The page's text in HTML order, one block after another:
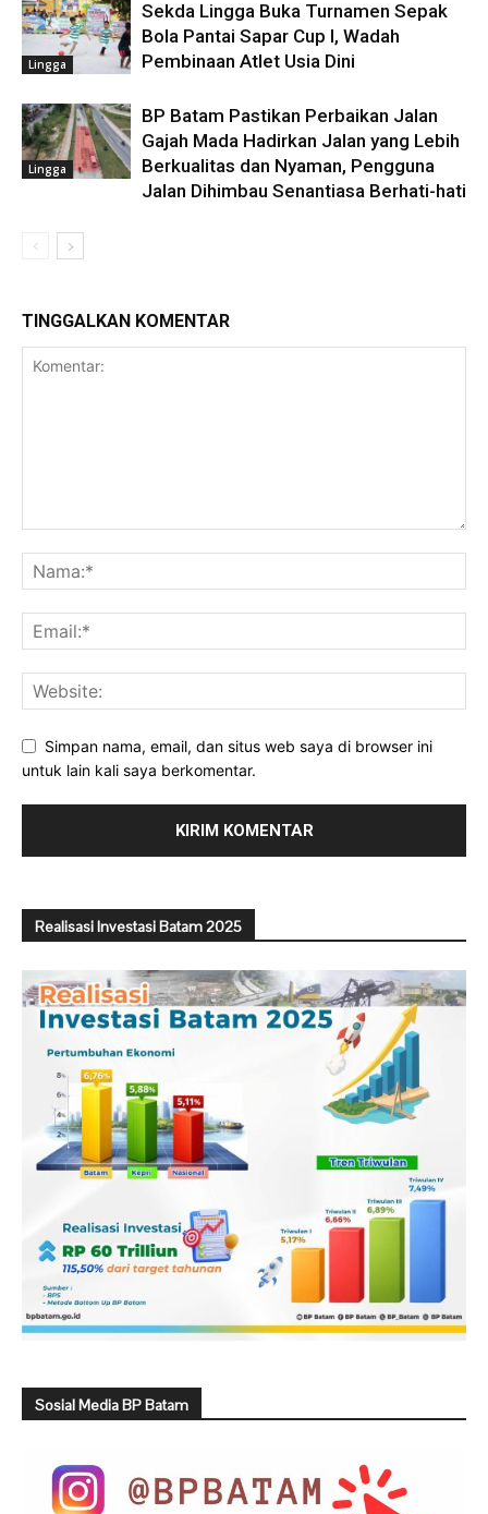
Lingga
Sekda Lingga Buka Turnamen Sepak
Bola Pantai Sapar Cup I, Wadah
Pembinaan Atlet Usia Dini
Lingga
BP Batam Pastikan Perbaikan Jalan
Gajah Mada Hadirkan Jalan yang Lebih
Berkualitas dan Nyaman, Pengguna
Jalan Dihimbau Senantiasa Berhati-hati
TINGGALKAN KOMENTAR
Simpan nama, email, dan situs web saya di browser ini
untuk lain kali saya berkomentar.
Realisasi Investasi Batam 2025
Sosial Media BP Batam